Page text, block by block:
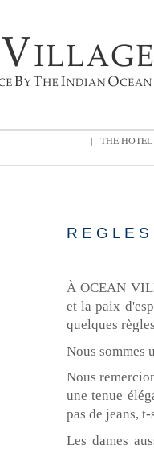
| THE HOTEL
R E G L E S
À OCEAN
et la paix
quelques
Nous sommes
Nous
une tenue
pas de jeans,
Les dames